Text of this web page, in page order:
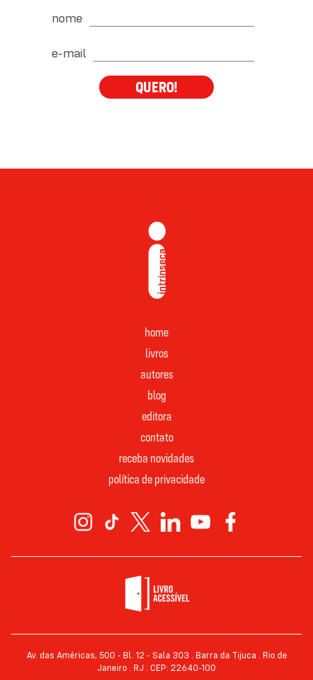
nome
e-mail
QUERO!
home
livros
autores
blog
editora
contato
receba novidades
política de privacidade
Av. das Américas, 500 - Bl. 12 - Sala 303 . Barra da Tijuca . Rio de
Janeiro . RJ . CEP: 22640-100